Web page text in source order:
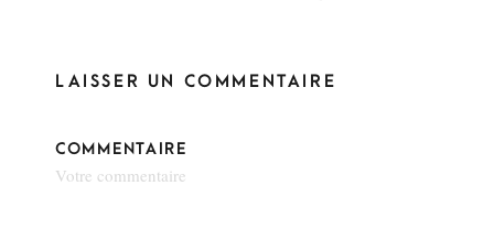
LAISSER UN COMMENTAIRE
COMMENTAIRE